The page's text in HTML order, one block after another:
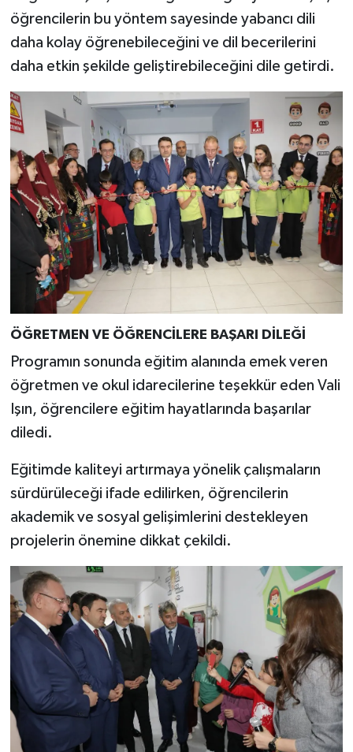
öğrencilerin bu yöntem sayesinde yabancı dili
daha kolay öğrenebileceğini ve dil becerilerini
daha etkin şekilde geliştirebileceğini dile getirdi.
ÖĞRETMEN VE ÖĞRENCİLERE BAŞARI DİLEĞİ
Programın sonunda eğitim alanında emek veren
öğretmen ve okul idarecilerine teşekkür eden Vali
Işın, öğrencilere eğitim hayatlarında başarılar
diledi.
Eğitimde kaliteyi artırmaya yönelik çalışmaların
sürdürüleceği ifade edilirken, öğrencilerin
akademik ve sosyal gelişimlerini destekleyen
projelerin önemine dikkat çekildi.